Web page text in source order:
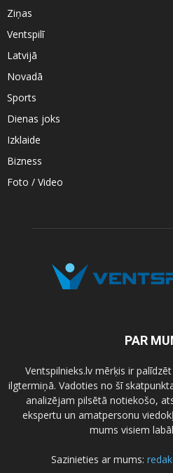
Ziņas
Ventspilī
Latvijā
Novadā
Sports
Dienas joks
Izklaide
Bizness
Foto / Video
PAR
Ventspilnieks.lv mērķis ir
ilgtermiņā. Vadoties no šī
analizējam pilsētā notiekošo,
ekspertu un amatpersonu
mums visiem
Sazinieties ar mums: